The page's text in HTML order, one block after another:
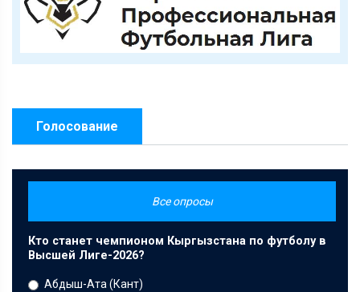
Голосование
Все опросы
Кто станет чемпионом Кыргызстана по футболу в
Высшей Лиге-2026?
Абдыш-Ата (Кант)